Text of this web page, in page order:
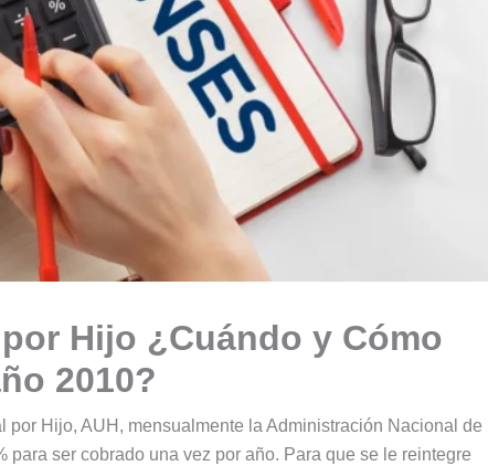
Hijo ¿Cuándo y Cómo
2010?
por Hijo, AUH, mensualmente la Administración Nacional de
ser cobrado una vez por año. Para que se le reintegre